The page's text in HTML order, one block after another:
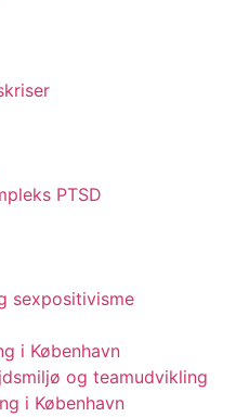
PTSD
sexpositivisme
i København
og teamudvikling
i København